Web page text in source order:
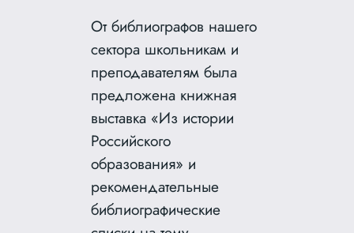
От библиографов нашего
сектора школьникам и
преподавателям была
предложена книжная
выставка «Из истории
Российского
образования» и
рекомендательные
библиографические